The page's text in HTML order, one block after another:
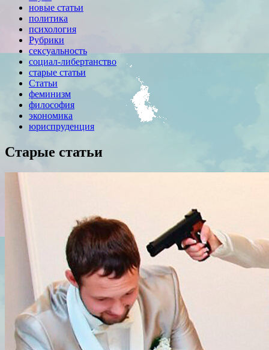
новые статьи
политика
психология
Рубрики
сексуальность
социал-либертанство
старые статьи
Статьи
феминизм
философия
экономика
юриспруденция
Старые статьи